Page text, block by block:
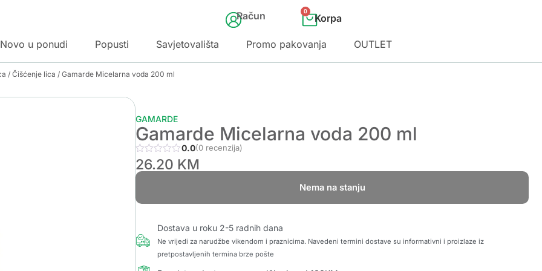
Račun 0
Novo u ponudi Popusti Savjetovališta Promo pakovanja OUTLET
/ Čišćenje lica / Gamarde Micelarna voda 200 ml
GAMARDE
Gamarde Micelarna voda 200 ml
0.0(0 recenzija)
26.20 KM
Nema na stanju
Dostava u roku 2-5 radnih dana
Ne vrijedi za narudžbe vikendom i praznicima. Navedeni termini dostave su informativni i proizlaze iz
pretpostavljenih termina brze pošte